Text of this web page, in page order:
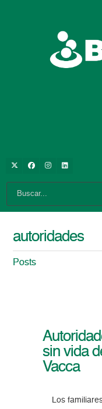
autoridades
Posts
sin vida
Vacca
Los familiares